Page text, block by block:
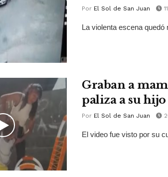
Por El Sol de San Juan
La violenta escena quedó
Graban a
paliza a su hijo
Por El Sol de San Juan
El video fue visto por su